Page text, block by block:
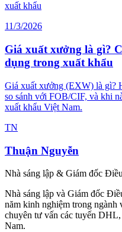
11/3/2026
Giá xuất xưởng là gì?
dụng trong xuất khẩu
Giá xuất xưởng (EXW) là gì?
so sánh với FOB/CIF, và khi
xuất khẩu Việt Nam.
TN
Thuận Nguyễn
Nhà sáng lập & Giám đốc
Nhà sáng lập và Giám đốc
năm kinh nghiệm trong ngành
chuyên tư vấn các tuyến
Nam.